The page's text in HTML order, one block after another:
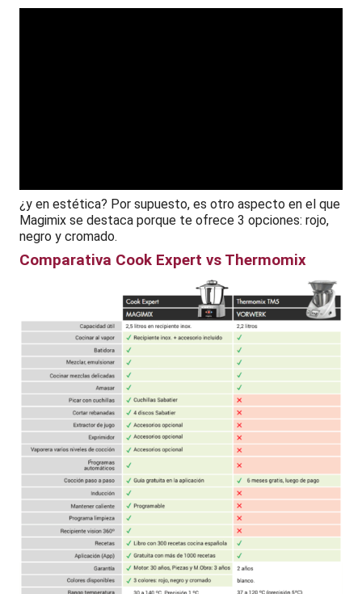
¿y en estética? Por supuesto, es otro aspecto en el que
Magimix se destaca porque te ofrece 3 opciones: rojo,
negro y cromado.
Comparativa Cook Expert vs Thermomix